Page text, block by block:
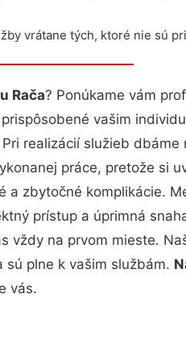
vrátane tých, ktoré nie sú
Rača? Ponúkame vám
vašim
realizácií služieb
práce, pretože si
a zbytočné komplikácie.
prístup a úprimná
vždy na prvom mieste.
plne k vašim službám.
vás.